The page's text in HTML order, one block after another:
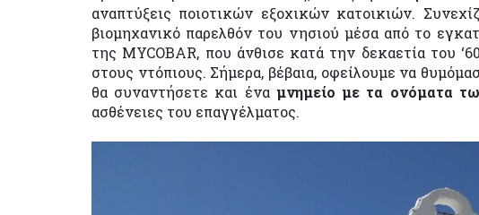
αναπτύξεις ποιοτικών εξοχικών κατοικιών.
βιομηχανικό παρελθόν του νησιού μέσα από το
της MYCOBAR, που άνθισε κατά την δεκαετία του
στους ντόπιους. Σήμερα, βέβαια, οφείλουμε να
θα συναντήσετε και ένα μνημείο με τα ονόματα
ασθένειες του επαγγέλματος.